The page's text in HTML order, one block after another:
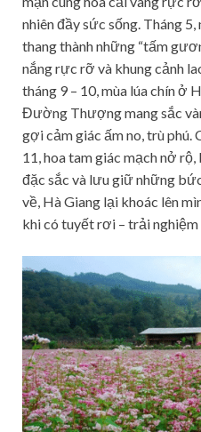
nhiên đầy sức sống. Tháng
thang thành những “tấm
nắng rực rỡ và khung cảnh
tháng 9 – 10, mùa lúa chín ở
Đường Thượng mang sắc
gợi cảm giác ấm no, trù phú.
11, hoa tam giác mạch nở
đặc sắc và lưu giữ những
về, Hà Giang lại khoác lên
khi có tuyết rơi – trải